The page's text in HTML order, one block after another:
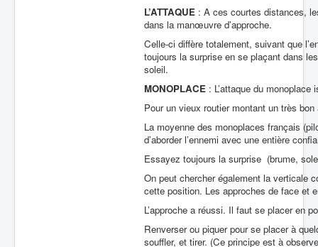
L’ATTAQUE : A ces courtes distances,
dans la manœuvre d’approche.
Celle-ci diffère totalement, suivant que
toujours la surprise en se plaçant dans
soleil.
MONOPLACE : L’attaque du
Pour un vieux routier montant un très
La moyenne des monoplaces français
d’aborder l’ennemi avec une entière
Essayez toujours la surprise (brume,
On peut chercher également la verticale
cette position. Les approches de face et
L’approche a réussi. Il faut se placer en
Renverser ou piquer pour se placer à
souffler, et tirer. (Ce principe est à